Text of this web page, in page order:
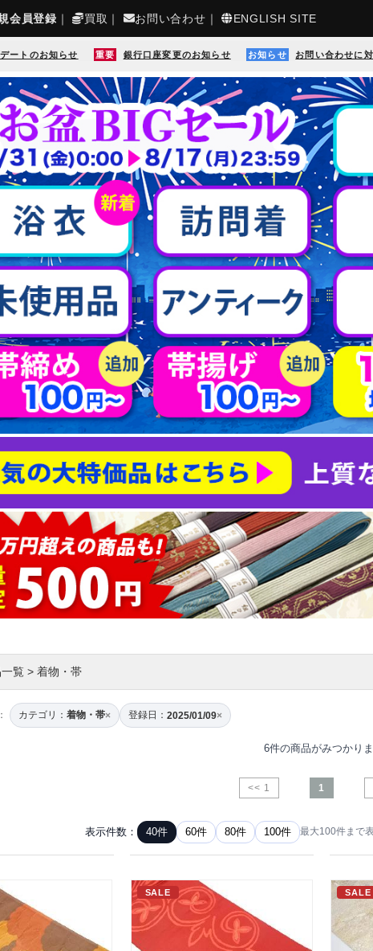
会員登録 ｜ 買取 ｜ お問い合わせ ｜ ENGLISH SITE
ートのお知らせ 重要 銀行口座変更のお知らせ お知らせ お問い合わせに
覧 > 着物・帯
カテゴリ： 着物・帯× 登録日： 2025/01/09×
6件の商品がみつかり
<< 1 1
表示件数： 40件 60件 80件 100件 最大100件まで
SALE SALE